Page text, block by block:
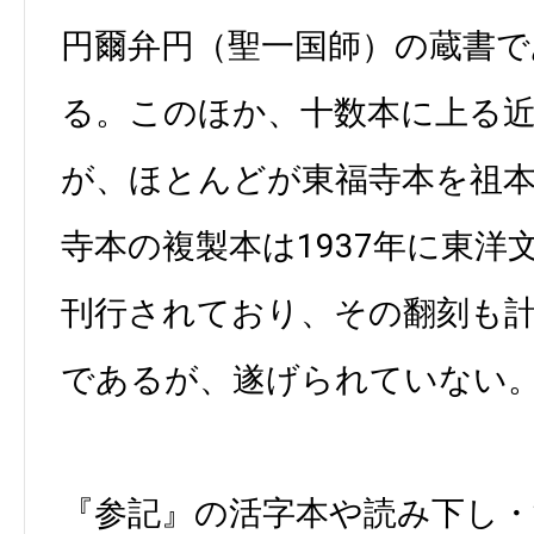
円爾弁円（聖一国師）の蔵書
る。このほか、十数本に上る
が、ほとんどが東福寺本を祖
寺本の複製本は1937年に東洋
刊行されており、その翻刻も
であるが、遂げられていない
『参記』の活字本や読み下し